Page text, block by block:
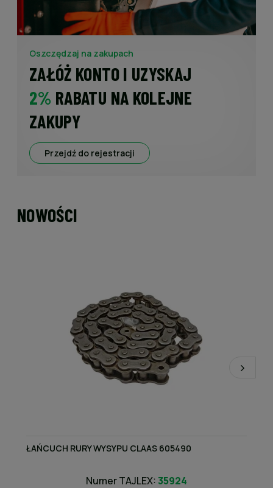
Oszczędzaj na zakupach
ZAŁÓŻ KONTO I UZYSKAJ
2% RABATU NA KOLEJNE
ZAKUPY
Przejdź do rejestracji
NOWOŚCI
ŁAŃCUCH RURY WYSYPU CLAAS 605490
Numer TAJLEX:35924